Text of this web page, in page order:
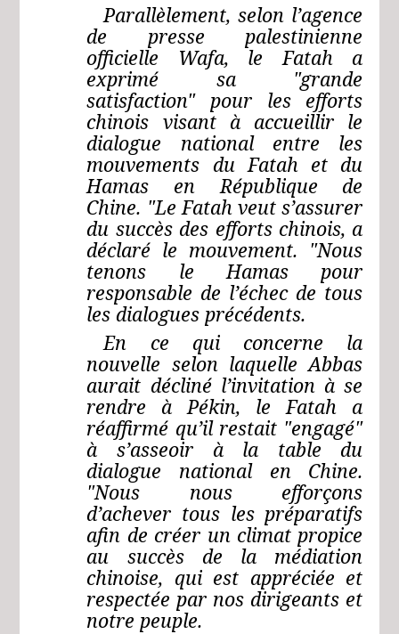
Parallèlement, selon l’agence
de presse palestinienne
officielle Wafa, le Fatah a
exprimé sa "grande
satisfaction" pour les efforts
chinois visant à accueillir le
dialogue national entre les
mouvements du Fatah et du
Hamas en République de
Chine. "Le Fatah veut s’assurer
du succès des efforts chinois, a
déclaré le mouvement. "Nous
tenons le Hamas pour
responsable de l’échec de tous
les dialogues précédents.
En ce qui concerne la
nouvelle selon laquelle Abbas
aurait décliné l’invitation à se
rendre à Pékin, le Fatah a
réaffirmé qu’il restait "engagé"
à s’asseoir à la table du
dialogue national en Chine.
"Nous nous efforçons
d’achever tous les préparatifs
afin de créer un climat propice
au succès de la médiation
chinoise, qui est appréciée et
respectée par nos dirigeants et
notre peuple.